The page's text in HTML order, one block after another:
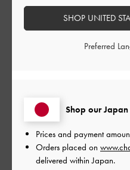
ヒールは約7cmですが、高さ
やすいです！ 普段スニーカー
とても
Shop our Japan
Prices and payment
Orders placed on
delivered within Japan.
SHOP UNITED
Preferred